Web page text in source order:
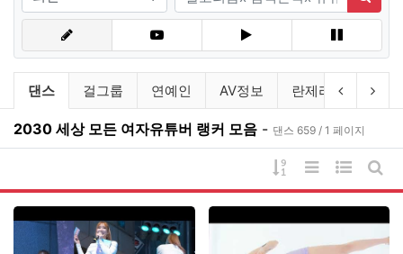
검색
유튜브링크 분류 목록
현재 분류
댄스 걸그룹 연예인 AV정보 란제리모델이전 분류
다
2030 세상 모든 여자유튜버 랭커 모음 - 댄스 659 / 1 페이지
게시물 정렬
리스트 스타일
웹진 스
게